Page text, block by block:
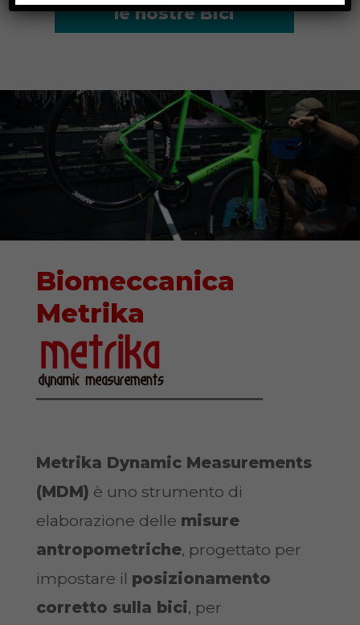
le nostre Bici
Biomeccanica
Metrika
Metrika Dynamic Measurements
(MDM) è uno strumento di
elaborazione delle misure
antropometriche, progettato per
impostare il posizionamento
corretto sulla bici, per